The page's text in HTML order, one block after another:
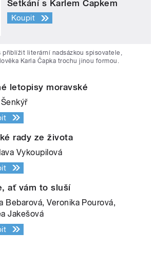
Setkání s Karlem Čapkem
Koupit
přiblížit literární nadsázkou spisovatele,
Karla Čapka trochu jinou formou.
letopisy moravské
rady ze života
Vykoupilová
ať vám to sluší
Bebarová, Veronika Pourová,
Jakešová